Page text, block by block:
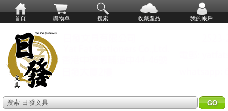
首頁 購物單 搜索 收藏產品 我的帳戶
搜索 日發文具